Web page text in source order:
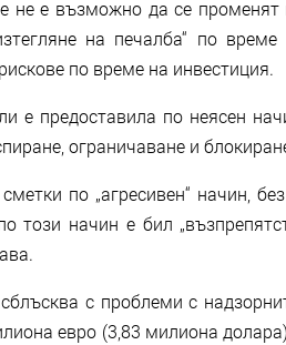
не е възможно да се променят
на печалба“ по време
по време на инвестиция.
е предоставила по неясен
ограничаване и
по „агресивен“ начин,
този начин е бил
с проблеми с
евро (3,83 милиона